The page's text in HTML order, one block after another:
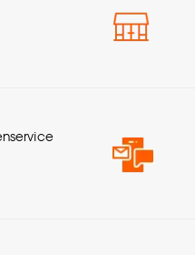
keuze altijd nog
onze
Deels verduisterend